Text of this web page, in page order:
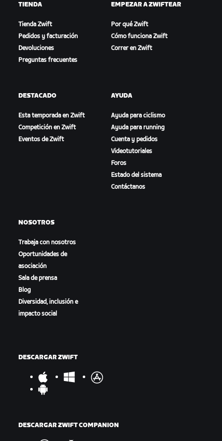
TIENDA
Tienda Zwift
Pedidos y facturación
Devoluciones
Preguntas frecuentes
EMPEZAR A ZWIFTEAR
Por qué Zwift
Cómo funciona Zwift
Correr en Zwift
DESTACADO
Esta temporada en Zwift
Competición en Zwift
Eventos de Zwift
AYUDA
Ayuda para ciclismo
Ayuda para running
Cuenta y pedidos
Videotutoriales
Foros
Estado del sistema
Contáctanos
NOSOTROS
Trabaja con nosotros
Oportunidades de
asociación
Sala de prensa
Blog
Diversidad, inclusión e
impacto social
DESCARGAR ZWIFT
DESCARGAR ZWIFT COMPANION